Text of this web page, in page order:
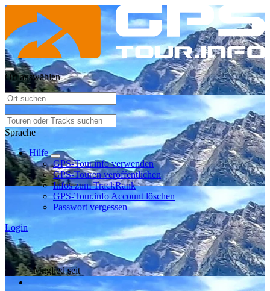
Ort auswählen
Sprache
Hilfe
GPS-Tour.info verwenden
GPS-Touren veröffentlichen
Infos zum TrackRank
GPS-Tour.info Account löschen
Passwort vergessen
Login
Mitglied seit